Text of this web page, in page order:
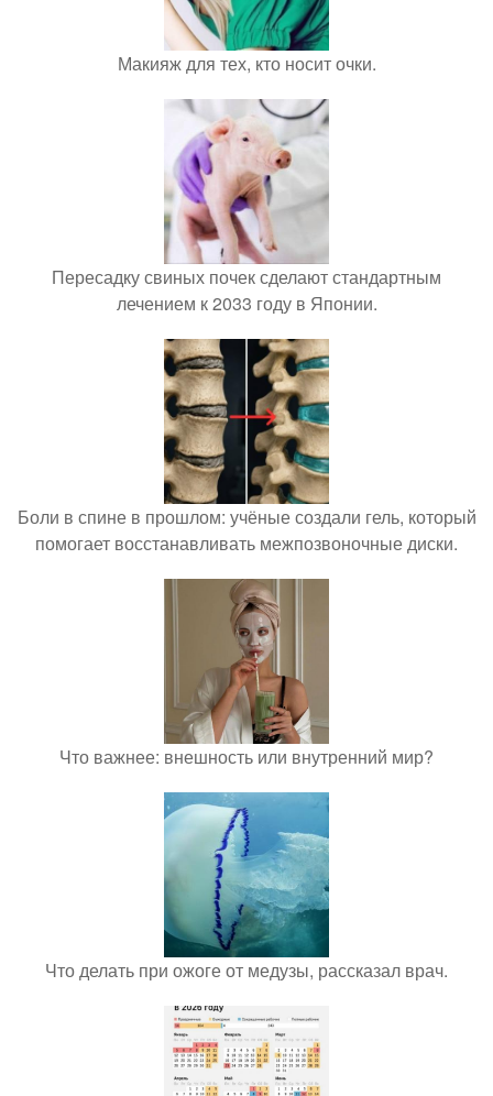
Макияж для тех, кто носит очки.
Пересадку свиных почек сделают стандартным
лечением к 2033 году в Японии.
Боли в спине в прошлом: учёные создали гель, который
помогает восстанавливать межпозвоночные диски.
Что важнее: внешность или внутренний мир?
Что делать при ожоге от медузы, рассказал врач.